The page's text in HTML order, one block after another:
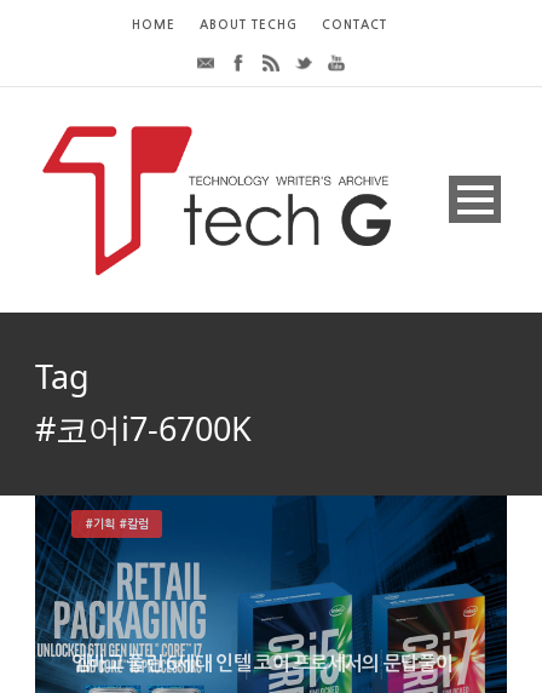
HOME ABOUT TECHG CONTACT
Tag
#코어i7-6700K
엠바고 풀린 6세대 인텔 코어 프로세서의 문답풀이
#기획 #칼럼